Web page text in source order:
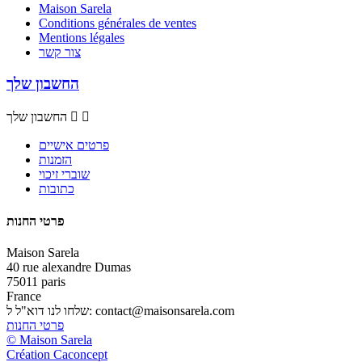
Maison Sarela
Conditions générales de ventes
Mentions légales
צור קשר
החשבון שלך
החשבון שלך  
פרטים אישיים
הזמנות
שוברי זיכוי
כתובות
פרטי החנות
Maison Sarela
40 rue alexandre Dumas
75011 paris
France
שלחו לנו דוא"ל ל: contact@maisonsarela.com
פרטי החנות
© Maison Sarela
Création Caconcept